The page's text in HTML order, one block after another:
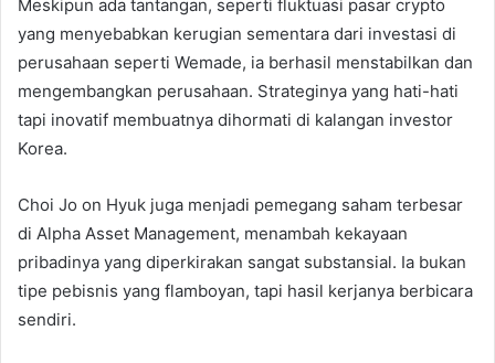
Meskipun ada tantangan, seperti fluktuasi pasar crypto
yang menyebabkan kerugian sementara dari investasi di
perusahaan seperti Wemade, ia berhasil menstabilkan dan
mengembangkan perusahaan. Strateginya yang hati-hati
tapi inovatif membuatnya dihormati di kalangan investor
Korea.
Choi Jo on Hyuk juga menjadi pemegang saham terbesar
di Alpha Asset Management, menambah kekayaan
pribadinya yang diperkirakan sangat substansial. Ia bukan
tipe pebisnis yang flamboyan, tapi hasil kerjanya berbicara
sendiri.